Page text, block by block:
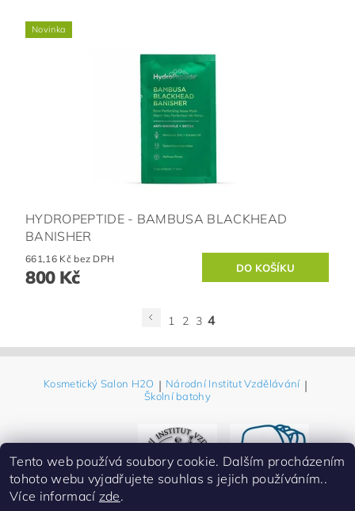
Novinka
HYDROPEPTIDE - BAMBUSA BLACKHEAD
BANISHER
661,16 Kč bez DPH
800 Kč
1 2 3 4
Kosmetický Salon H2O | Národní Institut Vzdělávání |
Školní batohy
Tento web používá soubory cookie. Dalším procházením
tohoto webu vyjadřujete souhlas s jejich používáním..
Více informací zde.